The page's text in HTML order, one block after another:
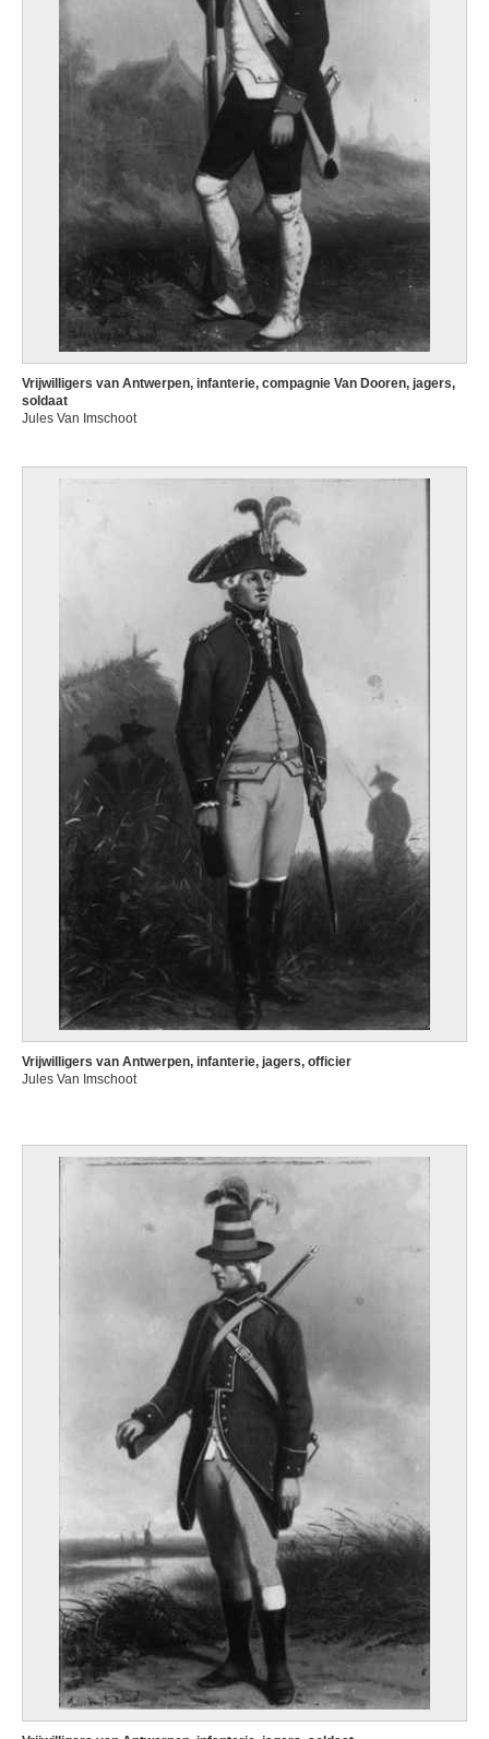
Vrijwilligers van Antwerpen, infanterie, compagnie Van Dooren, jagers,
soldaat
Jules Van Imschoot
Vrijwilligers van Antwerpen, infanterie, jagers, officier
Jules Van Imschoot